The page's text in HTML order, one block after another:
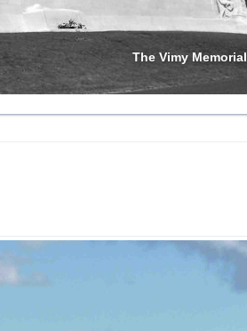
The Vimy Memorial